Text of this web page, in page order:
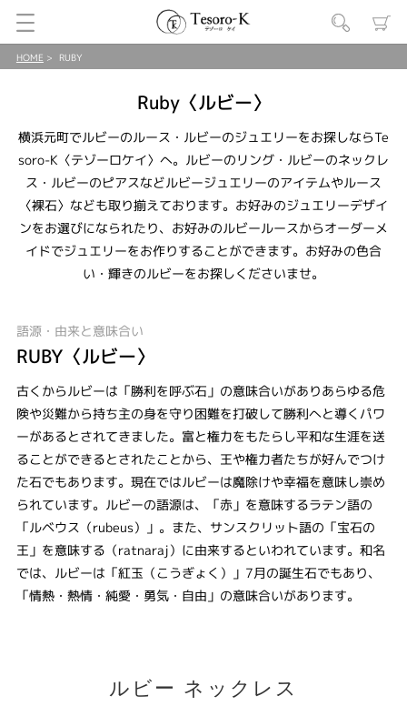
HOME RUBY
Ruby〈ルビー〉
横浜元町でルビーのルース・ルビーのジュエリーをお探しならTe
soro-K〈テゾーロケイ〉へ。ルビーのリング・ルビーのネックレ
ス・ルビーのピアスなどルビージュエリーのアイテムやルース
〈裸石〉なども取り揃えております。お好みのジュエリーデザイ
ンをお選びになられたり、お好みのルビールースからオーダーメ
イドでジュエリーをお作りすることができます。お好みの色合
い・輝きのルビーをお探しくださいませ。
語源・由来と意味合い
RUBY〈ルビー〉
古くからルビーは「勝利を呼ぶ石」の意味合いがありあらゆる危
険や災難から持ち主の身を守り困難を打破して勝利へと導くパワ
ーがあるとされてきました。富と権力をもたらし平和な生涯を送
ることができるとされたことから、王や権力者たちが好んでつけ
た石でもあります。現在ではルビーは魔除けや幸福を意味し崇め
られています。ルビーの語源は、「赤」を意味するラテン語の
「ルベウス（rubeus）」。また、サンスクリット語の「宝石の
王」を意味する（ratnaraj）に由来するといわれています。和名
では、ルビーは「紅玉（こうぎょく）」7月の誕生石でもあり、
「情熱・熱情・純愛・勇気・自由」の意味合いがあります。
ルビー ネックレス